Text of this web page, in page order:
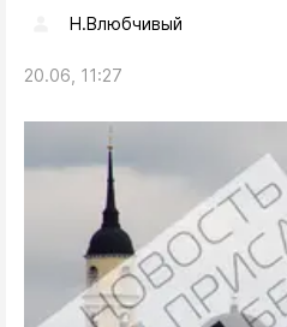
Н.Влюбчивый
20.06, 11:27